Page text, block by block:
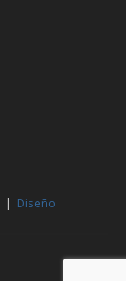
| Diseño